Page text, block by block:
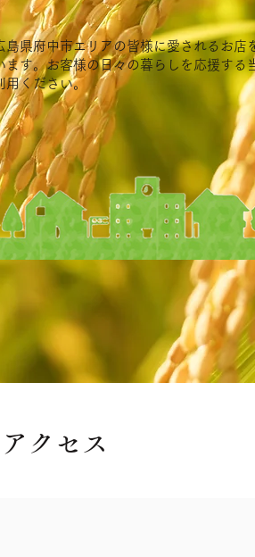
島県府中市エリアの皆様に愛されるお店
ます。お客様の日々の暮らしを応援する
ください。
​アクセス